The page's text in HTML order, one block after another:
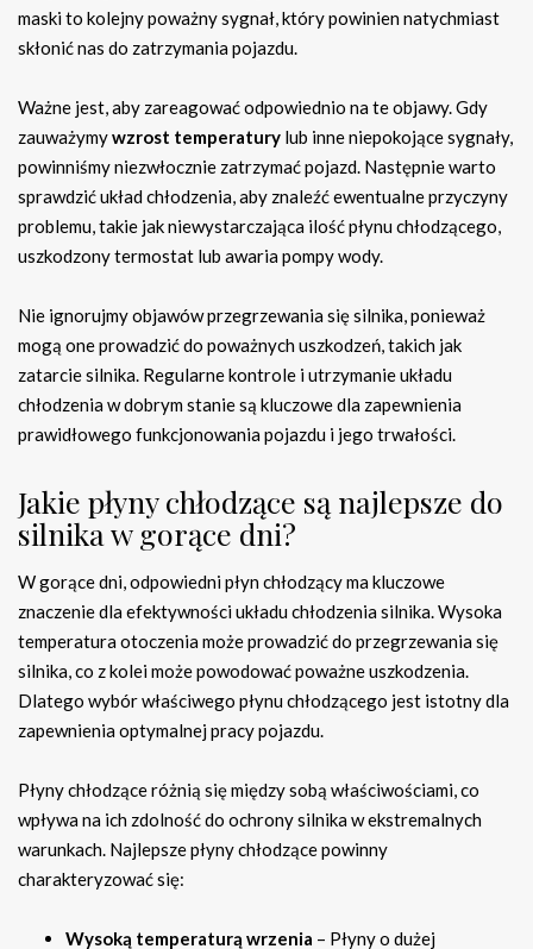
maski to kolejny poważny sygnał, który powinien natychmiast
skłonić nas do zatrzymania pojazdu.
Ważne jest, aby zareagować odpowiednio na te objawy. Gdy
zauważymywzrost temperatury lub inne niepokojące sygnały,
powinniśmy niezwłocznie zatrzymać pojazd. Następnie warto
sprawdzić układ chłodzenia, aby znaleźć ewentualne przyczyny
problemu, takie jak niewystarczająca ilość płynu chłodzącego,
uszkodzony termostat lub awaria pompy wody.
Nie ignorujmy objawów przegrzewania się silnika, ponieważ
mogą one prowadzić do poważnych uszkodzeń, takich jak
zatarcie silnika. Regularne kontrole i utrzymanie układu
chłodzenia w dobrym stanie są kluczowe dla zapewnienia
prawidłowego funkcjonowania pojazdu i jego trwałości.
Jakie płyny chłodzące są najlepsze do
silnika w gorące dni?
W gorące dni, odpowiedni płyn chłodzący ma kluczowe
znaczenie dla efektywności układu chłodzenia silnika. Wysoka
temperatura otoczenia może prowadzić do przegrzewania się
silnika, co z kolei może powodować poważne uszkodzenia.
Dlatego wybór właściwego płynu chłodzącego jest istotny dla
zapewnienia optymalnej pracy pojazdu.
Płyny chłodzące różnią się między sobą właściwościami, co
wpływa na ich zdolność do ochrony silnika w ekstremalnych
warunkach. Najlepsze płyny chłodzące powinny
charakteryzować się:
Wysoką temperaturą wrzenia – Płyny o dużej